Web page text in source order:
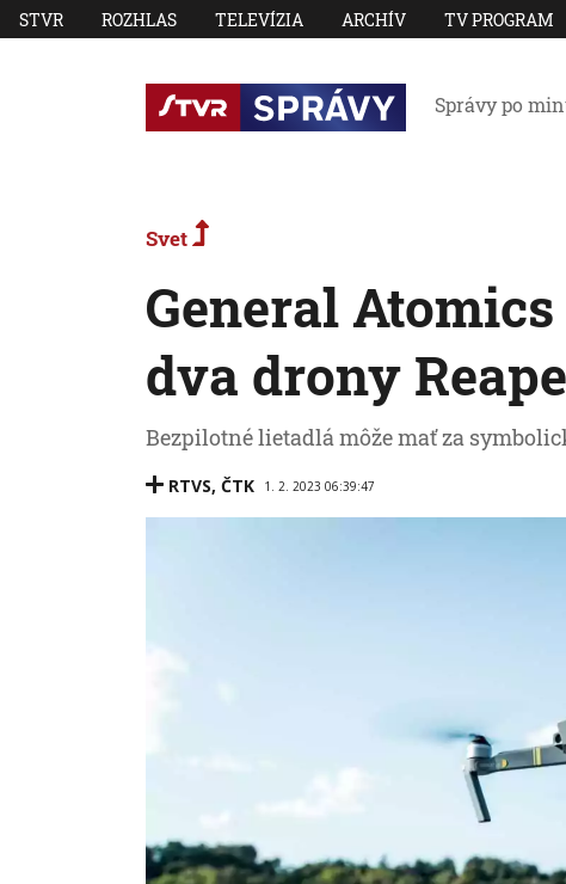
STVR ROZHLAS TELEVÍZIA ARCHÍV TV PROGRAM
Správy po
Svet
General
dva drony
Bezpilotné lietadlá môže mať za
RTVS, ČTK 1. 2. 2023 06:39:47